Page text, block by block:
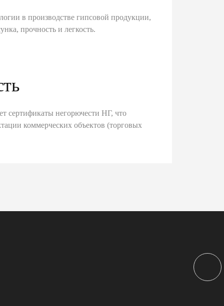
в производстве гипсовой продукции,
прочность и легкость.
сертификаты негорючести НГ, что
коммерческих объектов (торговых